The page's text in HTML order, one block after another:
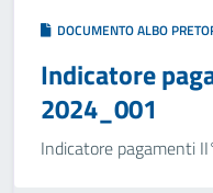
DOCUMENTO ALBO
Indicatore
2024_001
Indicatore pagamenti